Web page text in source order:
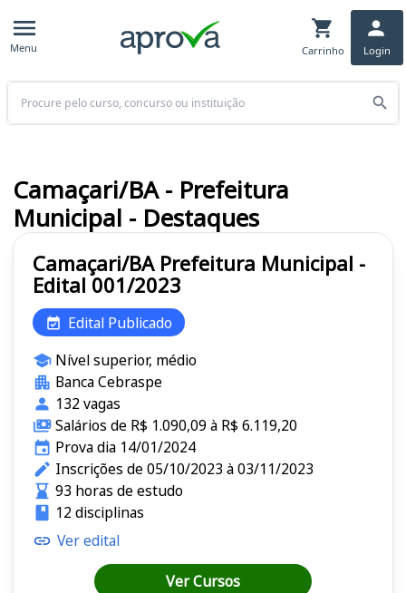
Menu Carrinho Login
Buscar
Camaçari/BA Prefeitura Municipal -
Edital 001/2023
Edital Publicado
Nível superior, médio
Banca Cebraspe
132 vagas
Salários de R$ 1.090,09 à R$ 6.119,20
Prova dia 14/01/2024
Inscrições de 05/10/2023 à 03/11/2023
93 horas de estudo
12 disciplinas
Ver edital
Ver Cursos
Camaçari/BA - Prefeitura
Municipal - Destaques